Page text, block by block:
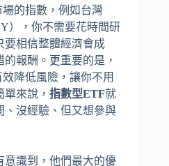
的指數，例如台灣
），你不需要花時間研
要相信整體經濟會成
報酬。更重要的是，
降低風險，讓你不用
來說， 指數型ETF就
、沒經驗、但又想參與
意識到，他們最大的優